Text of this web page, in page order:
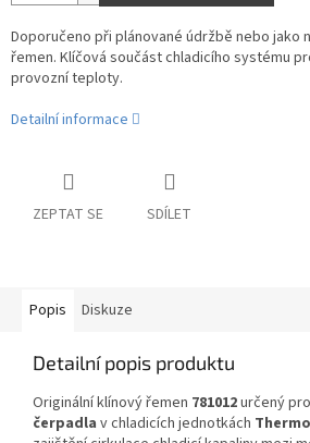
Doporučeno při plánované údržbě nebo jako
řemen. Klíčová součást chladicího systému
provozní teploty.
Detailní informace
ZEPTAT SE SDÍLET
Popis Diskuze
Detailní popis produktu
Originální klínový řemen 781012určený
čerpadla v chladicích jednotkách